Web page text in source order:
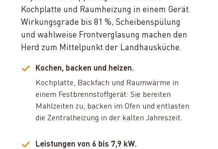
Kochplatte und Raumheizung in einem Gerät.
Wirkungsgrade bis 81 %, Scheibenspülung
und wahlweise Frontverglasung machen den
Herd zum Mittelpunkt der Landhausküche.
Kochen, backen und heizen.
Kochplatte, Backfach und Raumwärme in
einem Festbrennstoffgerät: Sie bereiten
Mahlzeiten zu, backen im Ofen und entlasten
die Zentralheizung in der kalten Jahreszeit.
Leistungen von 6 bis 7,9 kW.